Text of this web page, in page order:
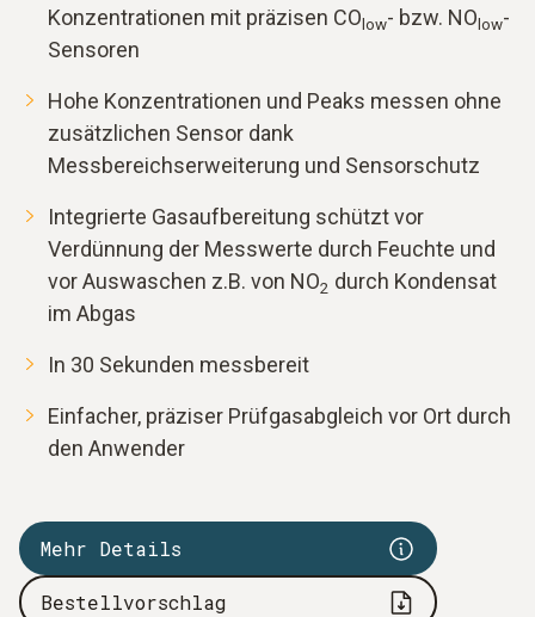
Konzentrationen mit präzisen COlow- bzw. NOlow-
Sensoren
Hohe Konzentrationen und Peaks messen ohne
zusätzlichen Sensor dank
Messbereichserweiterung und Sensorschutz
Integrierte Gasaufbereitung schützt vor
Verdünnung der Messwerte durch Feuchte und
vor Auswaschen z.B. von NO2 durch Kondensat
im Abgas
In 30 Sekunden messbereit
Einfacher, präziser Prüfgasabgleich vor Ort durch
den Anwender
Mehr Details
Bestellvorschlag